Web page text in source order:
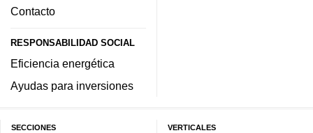
Contacto
RESPONSABILIDAD SOCIAL
Eficiencia energética
Ayudas para inversiones
SECCIONES VERTICALES